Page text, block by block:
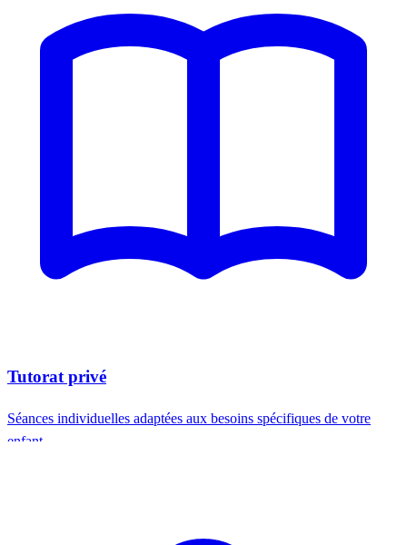
Tutorat privé
Séances individuelles adaptées aux besoins spécifiques de votre
enfant.